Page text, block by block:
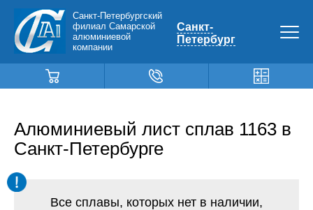
Санкт-Петербургский
филиал Самарской
алюминиевой
компании
Санкт-
Петербург
Алюминиевый лист сплав 1163 в
Санкт-Петербурге
Все сплавы, которых нет в наличии,